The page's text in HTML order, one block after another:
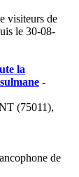
visiteurs de
le 30-08-
la
-
(75011),
de